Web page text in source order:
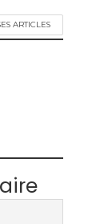
ARTICLES